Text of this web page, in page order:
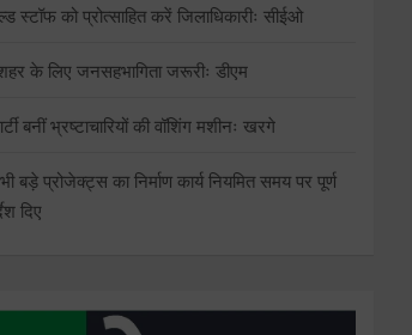
स्टॉफ को प्रोत्साहित करें जिलाधिकारीः सीईओ
के लिए जनसहभागिता जरूरीः डीएम
बनीं भ्रष्टाचारियों की वॉशिंग मशीनः खरगे
बड़े प्रोजेक्ट्स का निर्माण कार्य नियमित समय पर पूर्ण
दिए